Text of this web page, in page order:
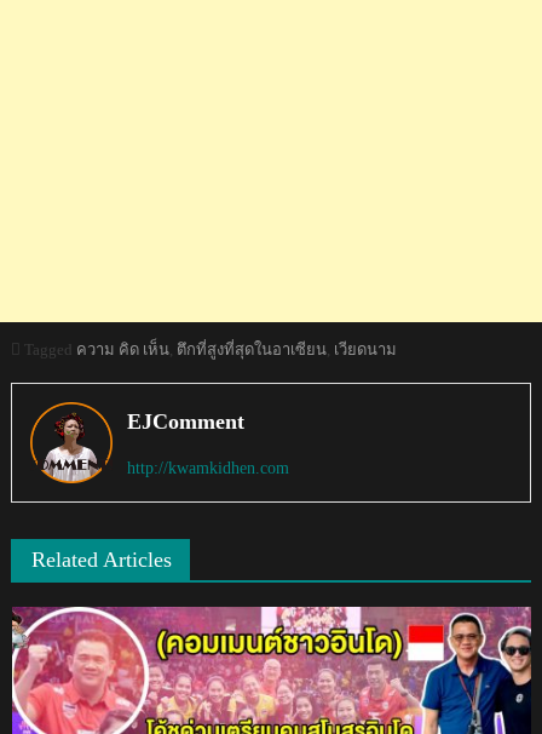
Tagged ความ คิด เห็น, ตึกที่สูงที่สุดในอาเซียน, เวียดนาม
EJComment
http://kwamkidhen.com
Related Articles